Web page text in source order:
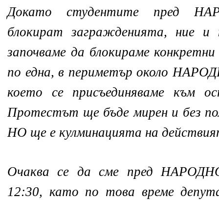
Докато студентите пред
блокират загражденията, ние
започваме да блокираме
по една, в периметър около
което се присъединяваме към
Протестът ще бъде мирен и без
НО ще е кулминацията на
Очаква се да сме пред
12:30, като по това време